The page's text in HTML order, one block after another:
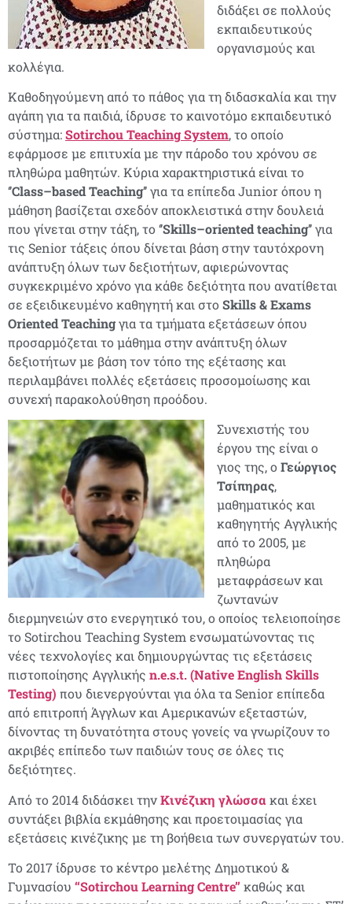
διδάξει σε πολλούς
εκπαιδευτικούς
οργανισμούς και
κολλέγια.
Καθοδηγούμενη από το πάθος για τη διδασκαλία και την
αγάπη για τα παιδιά, ίδρυσε το καινοτόμο εκπαιδευτικό
σύστημα:SotirchouTeachingSystem, το οποίο
εφάρμοσε με επιτυχία με την πάροδο του χρόνου σε
πληθώρα μαθητών. Κύρια χαρακτηριστικά είναι το
‘’Class–basedTeaching’’ για τα επίπεδαJuniorόπου η
μάθηση βασίζεται σχεδόν αποκλειστικά στην δουλειά
που γίνεται στην τάξη, το ‘’Skills–orientedteaching’’ για
τις Seniorτάξεις όπου δίνεται βάση στην ταυτόχρονη
ανάπτυξη όλων των δεξιοτήτων, αφιερώνοντας
συγκεκριμένο χρόνο για κάθε δεξιότητα που ανατίθεται
σε εξειδικευμένο καθηγητή και στοSkills&Exams
OrientedTeachingγια τα τμήματα εξετάσεων όπου
προσαρμόζεται το μάθημα στην ανάπτυξη όλων
δεξιοτήτων με βάση τον τόπο της εξέτασης και
περιλαμβάνει πολλές εξετάσεις προσομοίωσης και
συνεχή παρακολούθηση προόδου.
Συνεχιστής του
έργου της είναι ο
γιος της, οΓεώργιος
Τσίπηρας,
μαθηματικός και
καθηγητής Αγγλικής
από το 2005, με
πληθώρα
μεταφράσεων και
ζωντανών
διερμηνειών στο ενεργητικό του, ο οποίος τελειοποίησε
το SotirchouTeaching System ενσωματώνοντας τις
νέες τεχνολογίες και δημιουργώντας τις εξετάσεις
πιστοποίησης Αγγλικής n.e.s.t. (NativeEnglishSkills
Testing) που διενεργούνται για όλα τα Senior επίπεδα
από επιτροπή Άγγλων και Αμερικανών εξεταστών,
δίνοντας τη δυνατότητα στους γονείς να γνωρίζουν το
ακριβές επίπεδο των παιδιών τους σε όλες τις
δεξιότητες.
Από το 2014 διδάσκει τηνΚινέζικη γλώσσα και έχει
συντάξει βιβλία εκμάθησης και προετοιμασίας για
εξετάσεις κινέζικης με τη βοήθεια των συνεργατών του.
Το 2017 ίδρυσε το κέντρο μελέτης Δημοτικού &
Γυμνασίου ‘‘SotirchouLearningCentre’’ καθώς και